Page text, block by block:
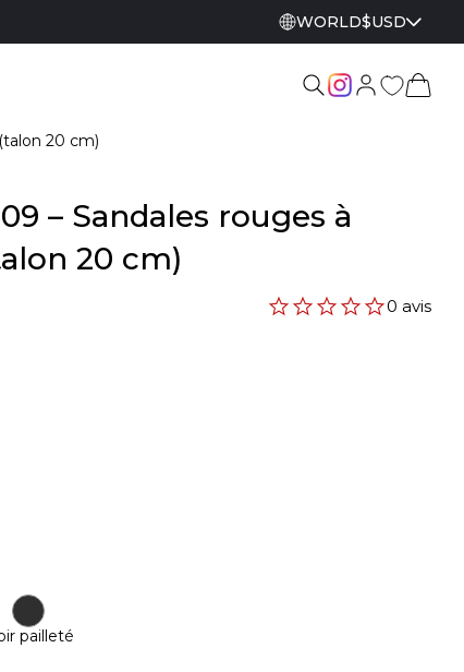
WORLD$USD
20 cm)
– Sandales rouges à
20 cm)
0 avis
pailleté